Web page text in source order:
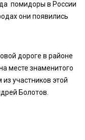
помидоры в России
они появились
дороге в районе
месте знаменитого
участников этой
Болотов.